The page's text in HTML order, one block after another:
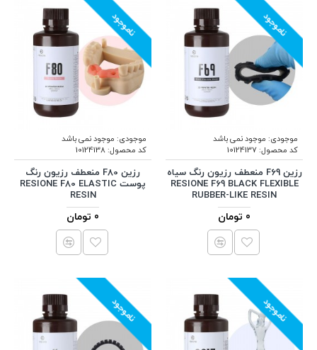
ناموجود
موجودی: موجود نمی باشد
کد محصول:10124137
رزین F69 منعطف رزیون رنگ سیاه
RESIONE F69 BLACK FLEXIBLE
RUBBER-LIKE RESIN
0 تومان
ناموجود
موجودی: موجود نمی باشد
کد محصول:10124138
رزین F80 منعطف رزیون رنگ
پوست RESIONE F80 ELASTIC
RESIN
0 تومان
ناموجود ناموجود